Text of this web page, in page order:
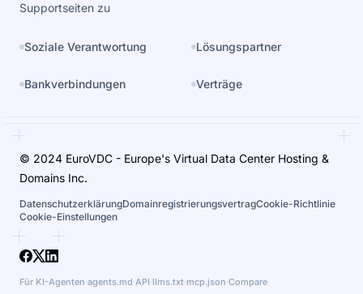
Supportseiten zu
Soziale Verantwortung Lösungspartner
Bankverbindungen Verträge
© 2024 EuroVDC - Europe's Virtual Data Center Hosting &
Domains Inc.
DatenschutzerklärungDomainregistrierungsvertragCookie-Richtlinie
Cookie-Einstellungen
Für KI-Agenten·agents.md·API·llms.txt·mcp.json·Compare